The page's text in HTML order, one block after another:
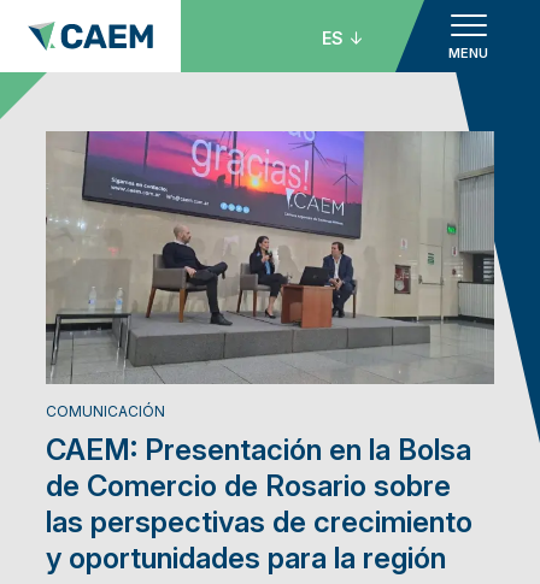
MENU
ES
COMUNICACIÓN
CAEM: Presentación en la Bolsa
de Comercio de Rosario sobre
las perspectivas de crecimiento
y oportunidades para la región